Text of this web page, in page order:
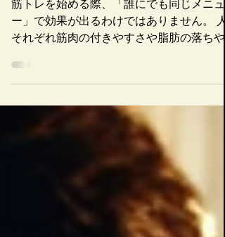
体型別に選ぶ筋トレ
メニューのポイント
筋トレを始める際、「誰にでも同じメニュ
ー」で効果が出るわけではありません。 人
さに違いがあるため、自分の体型（体質）
合ったメニュー選びが重要です。 ここで
は、代表的な３タイプの体型ごとに押さえ
べきポイントと、おすすめ種目・プログラ...